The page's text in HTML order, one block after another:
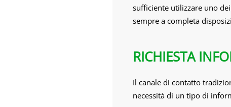
sufficiente utilizzare uno
sempre a completa
RICHIESTA
Il canale di contatto
necessità di un tipo di